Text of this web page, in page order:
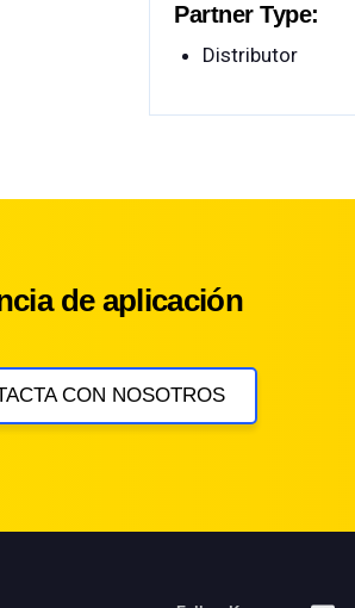
Partner Type:
Distributor
de aplicación
CON NOSOTROS